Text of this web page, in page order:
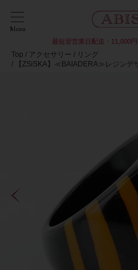
Menu
最短翌営業日配送・11,000
Top アクセサリー
リング
【ZSiSKA】≪BAIADERA≫レジンデ